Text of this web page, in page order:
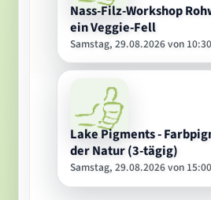
Nass-Filz-Workshop
ein Veggie-Fell
Samstag, 29.08.2026 von
Lake Pigments -
der Natur (3-tägig)
Samstag, 29.08.2026 von